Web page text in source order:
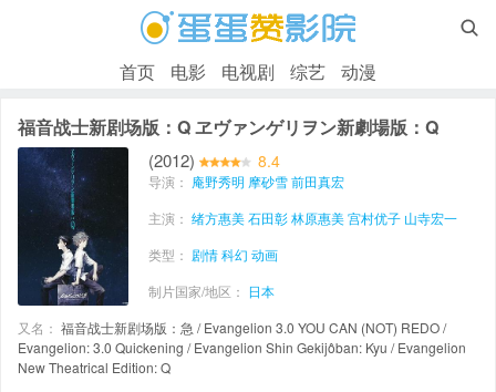

首页 电影 电视剧 综艺 动漫
福音战士新剧场版：Q ヱヴァンゲリヲン新劇場版：Q
(2012) 8.4
导演： 庵野秀明 摩砂雪前田真宏
主演： 绪方惠美石田彰林原惠美宫村优子 山寺宏一
类型： 剧情科幻 动画
制片国家/地区： 日本
又名： 福音战士新剧场版：急 / Evangelion 3.0 YOU CAN (NOT) REDO /
Evangelion: 3.0 Quickening / Evangelion Shin Gekijôban: Kyu / Evangelion
New Theatrical Edition: Q